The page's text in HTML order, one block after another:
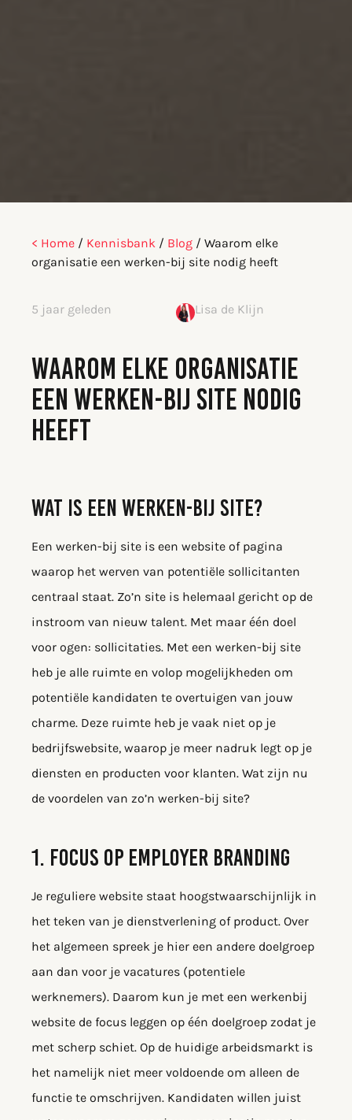
< Home / Kennisbank / Blog / Waarom elke
organisatie een werken-bij site nodig heeft
5 jaar geleden Lisa de Klijn
WAAROM ELKE ORGANISATIE
EEN WERKEN-BIJ SITE NODIG
HEEFT
WAT IS EEN WERKEN-BIJ SITE?
Een werken-bij site is een website of pagina
waarop het werven van potentiële sollicitanten
centraal staat. Zo’n site is helemaal gericht op de
instroom van nieuw talent. Met maar één doel
voor ogen: sollicitaties. Met een werken-bij site
heb je alle ruimte en volop mogelijkheden om
potentiële kandidaten te overtuigen van jouw
charme. Deze ruimte heb je vaak niet op je
bedrijfswebsite, waarop je meer nadruk legt op je
diensten en producten voor klanten. Wat zijn nu
de voordelen van zo’n werken-bij site?
1. FOCUS OP EMPLOYER BRANDING
Je reguliere website staat hoogstwaarschijnlijk in
het teken van je dienstverlening of product. Over
het algemeen spreek je hier een andere doelgroep
aan dan voor je vacatures (potentiele
werknemers). Daarom kun je met een werkenbij
website de focus leggen op één doelgroep zodat je
met scherp schiet. Op de huidige arbeidsmarkt is
het namelijk niet meer voldoende om alleen de
functie te omschrijven. Kandidaten willen juist